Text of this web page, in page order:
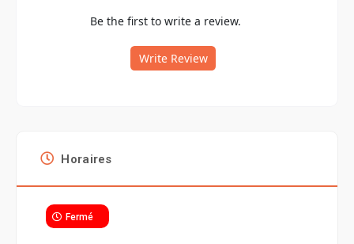
Be the first to write a review.
Write Review
Horaires
Fermé